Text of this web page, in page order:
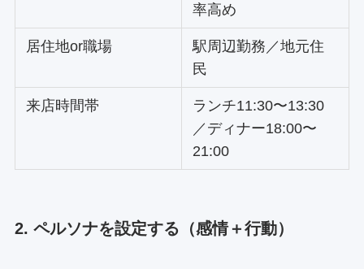
率高め
居住地or職場
駅周辺勤務／地元住
民
来店時間帯
ランチ11:30〜13:30
／ディナー18:00〜
21:00
2. ペルソナを設定する（感情＋行動）